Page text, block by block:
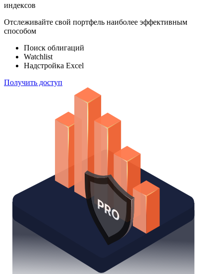
индексов
Отслеживайте свой портфель наиболее эффективным
способом
Поиск облигаций
Watchlist
Надстройка Excel
Получить доступ